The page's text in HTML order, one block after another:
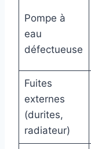
Pompe à
eau
défectueuse
Fuites
externes
(durites,
radiateur)